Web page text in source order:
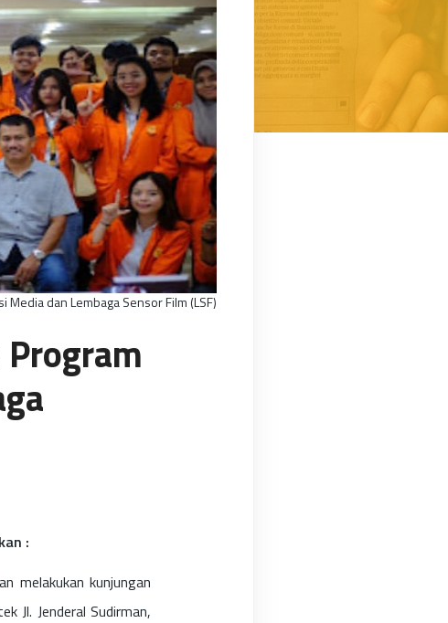
dan Lembaga Sensor Film (LSF)
:
melakukan kunjungan
Jl. Jenderal Sudirman,